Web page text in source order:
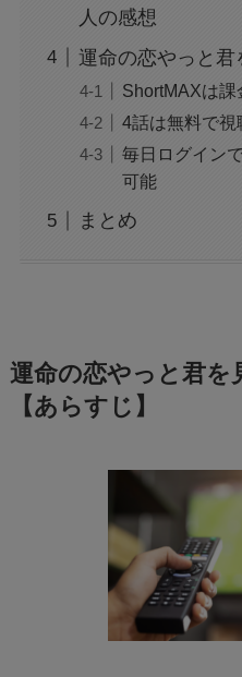
人の感想
運命の恋やっと
ShortMAXは課
4話は無料で視
毎日ログイン
可能
まとめ
運命の恋やっと君を
【あらすじ】